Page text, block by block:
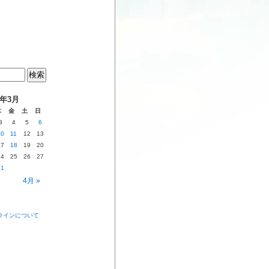
3月
金 土 日
4月 »
4 5
6
11 12
13
18 19
20
25 26
27
インについて